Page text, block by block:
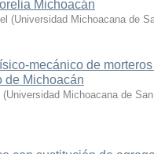
Michoacán
(Universidad Michoacana de
mecánico de
de Michoacán
(Universidad Michoacana de